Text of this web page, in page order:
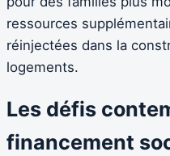
ressources
réinjectées dans la
logements.
Les défis
financement